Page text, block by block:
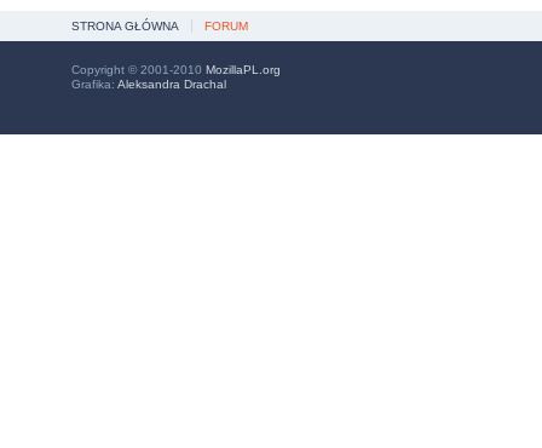
STRONA GŁÓWNA FORUM
Copyright © 2001-2010 MozillaPL.org
Grafika: Aleksandra Drachal